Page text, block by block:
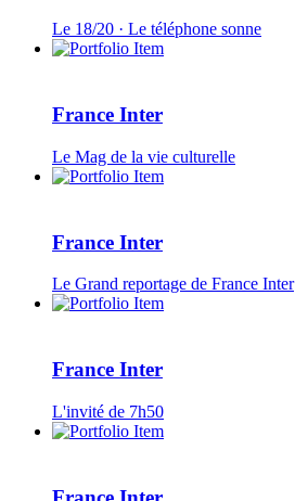
Le 18/20 · Le téléphone sonne
France Inter
Le Mag de la vie culturelle
France Inter
Le Grand reportage de France Inter
France Inter
L'invité de 7h50